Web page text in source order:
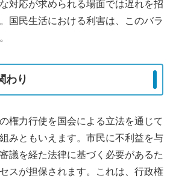
対応が求められる場面では遅れを招
国民生活における利害は、このバラ
わり
権力行使を国会による立法を通じて
みともいえます。市民に不利益を与
議を経た法律に基づく必要があるた
スが担保されます。これは、行政権